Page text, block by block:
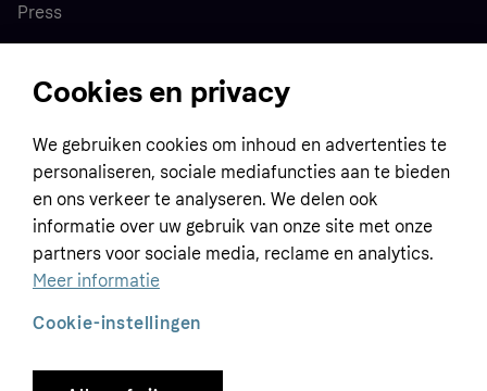
Press
Home
Customer service
Terms & conditions
Privacy policy
Tracking technology notice
Business
Sell with Klarna
Contact us
Global
Cookies en privacy
We gebruiken cookies om inhoud en advertenties te
personaliseren, sociale mediafuncties aan te bieden
en ons verkeer te analyseren. We delen ook
informatie over uw gebruik van onze site met onze
partners voor sociale media, reclame en analytics.
Meer informatie
Cookie-instellingen